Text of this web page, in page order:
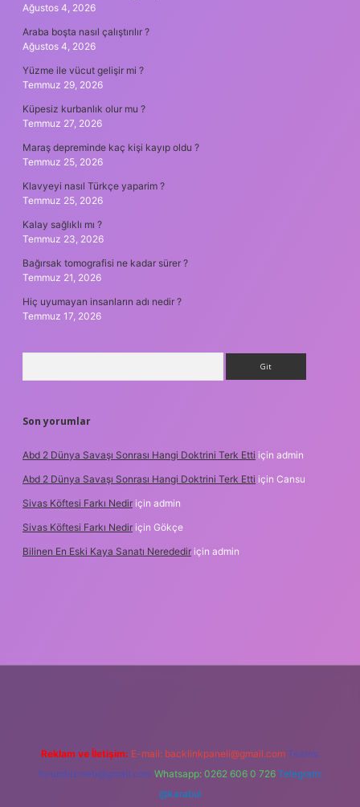
Ağustos 4, 2026
Araba boşta nasıl çalıştırılır ?
Ağustos 4, 2026
Yüzme ile vücut gelişir mi ?
Temmuz 29, 2026
Küpesiz kurbanlık olur mu ?
Temmuz 27, 2026
Maraş depreminde kaç kişi kayıp oldu ?
Temmuz 25, 2026
Klavyeyi nasıl Türkçe yaparim ?
Temmuz 25, 2026
Kalay sağlıklı mı ?
Temmuz 23, 2026
Bağırsak tomografisi ne kadar sürer ?
Temmuz 21, 2026
Hiç uyumayan insanların adı nedir ?
Temmuz 17, 2026
Son yorumlar
Abd 2 Dünya Savaşı Sonrası Hangi Doktrini Terk Etti için admin
Abd 2 Dünya Savaşı Sonrası Hangi Doktrini Terk Etti için Cansu
Sivas Köftesi Farkı Nedir için admin
Sivas Köftesi Farkı Nedir için Gökçe
Bilinen En Eski Kaya Sanatı Nerededir için admin
Reklam ve İletişim: E-mail: backlinkpaneli@gmail.com Teams:
forumhizmeti@gmail.com Whatsapp: 0262 606 0 726 Telegram:
@karabul